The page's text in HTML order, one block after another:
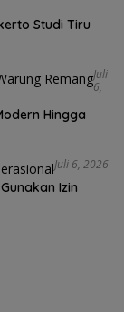
Studi Tiru
Juli
6,
Hingga
Juli 6, 2026
Izin